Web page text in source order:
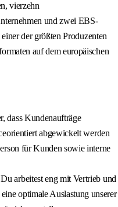
vierzehn
und zwei EBS-
der größten Produzenten
auf dem europäischen
dass Kundenaufträge
abgewickelt werden
für Kunden sowie interne
Du arbeitest eng mit Vertrieb und
optimale Auslastung unserer